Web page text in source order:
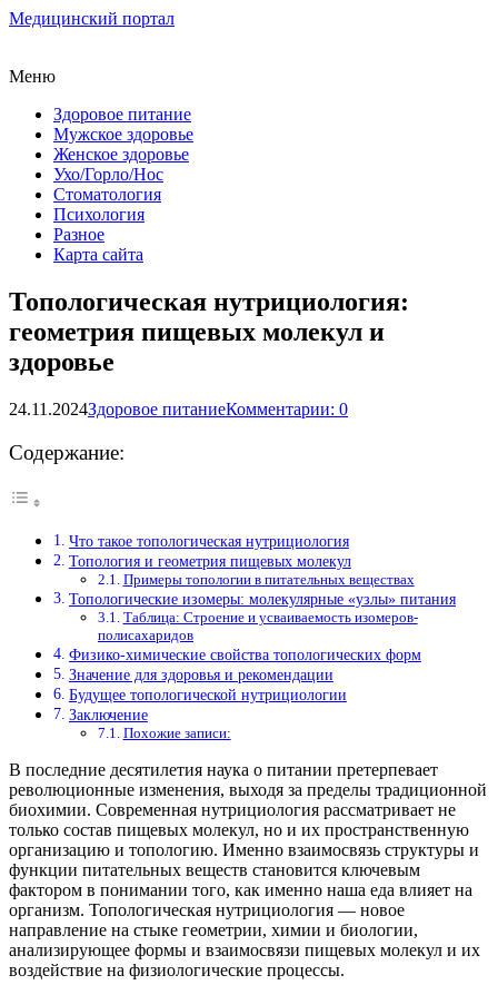
Медицинский портал
Меню
Здоровое питание
Мужское здоровье
Женское здоровье
Ухо/Горло/Нос
Стоматология
Психология
Разное
Карта сайта
Топологическая нутрициология:
геометрия пищевых молекул и
здоровье
24.11.2024Здоровое питаниеКомментарии: 0
Содержание:
Что такое топологическая нутрициология
Топология и геометрия пищевых молекул
Примеры топологии в питательных веществах
Топологические изомеры: молекулярные «узлы» питания
Таблица: Строение и усваиваемость изомеров-
полисахаридов
Физико-химические свойства топологических форм
Значение для здоровья и рекомендации
Будущее топологической нутрициологии
Заключение
Похожие записи:
В последние десятилетия наука о питании претерпевает
революционные изменения, выходя за пределы традиционной
биохимии. Современная нутрициология рассматривает не
только состав пищевых молекул, но и их пространственную
организацию и топологию. Именно взаимосвязь структуры и
функции питательных веществ становится ключевым
фактором в понимании того, как именно наша еда влияет на
организм. Топологическая нутрициология — новое
направление на стыке геометрии, химии и биологии,
анализирующее формы и взаимосвязи пищевых молекул и их
воздействие на физиологические процессы.